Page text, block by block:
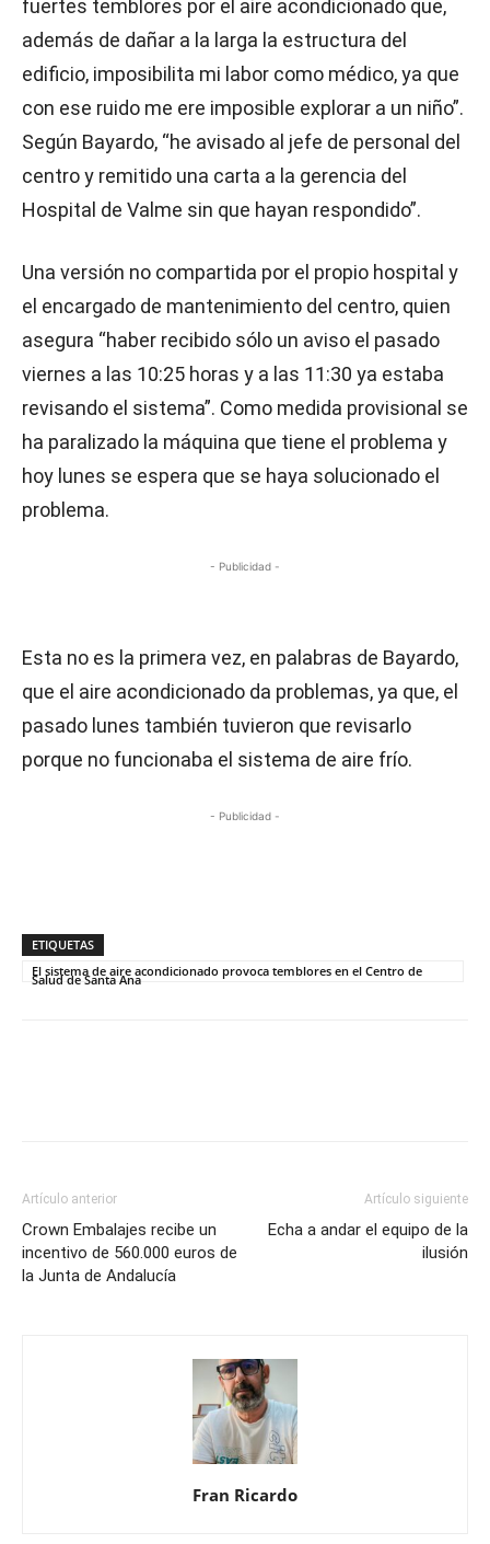
fuertes temblores por el aire acondicionado que,
además de dañar a la larga la estructura del
edificio, imposibilita mi labor como médico, ya que
con ese ruido me ere imposible explorar a un niño”.
Según Bayardo, “he avisado al jefe de personal del
centro y remitido una carta a la gerencia del
Hospital de Valme sin que hayan respondido”.
Una versión no compartida por el propio hospital y
el encargado de mantenimiento del centro, quien
asegura “haber recibido sólo un aviso el pasado
viernes a las 10:25 horas y a las 11:30 ya estaba
revisando el sistema”. Como medida provisional se
ha paralizado la máquina que tiene el problema y
hoy lunes se espera que se haya solucionado el
problema.
- Publicidad -
Esta no es la primera vez, en palabras de Bayardo,
que el aire acondicionado da problemas, ya que, el
pasado lunes también tuvieron que revisarlo
porque no funcionaba el sistema de aire frío.
- Publicidad -
ETIQUETAS
El sistema de aire acondicionado provoca temblores en el Centro de
Salud de Santa Ana
Artículo anterior
Crown Embalajes recibe un
incentivo de 560.000 euros de
la Junta de Andalucía
Artículo siguiente
Echa a andar el equipo de la
ilusión
Fran Ricardo